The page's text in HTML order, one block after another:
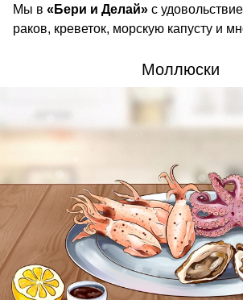
Мы в «Бери и Делай» с
раков, креветок, морскую капусту и
Моллюски